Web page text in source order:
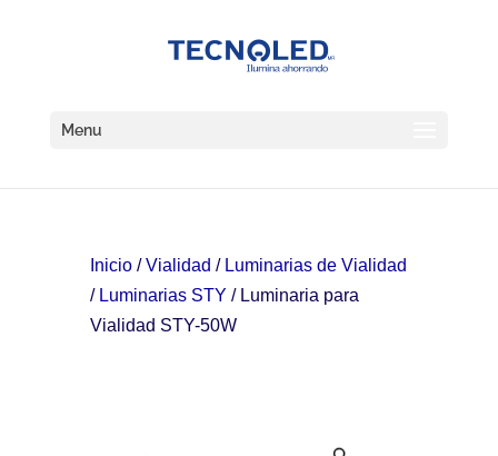
Menu
Inicio/Vialidad / Luminarias de Vialidad
/ Luminarias STY / Luminaria para
Vialidad STY-50W